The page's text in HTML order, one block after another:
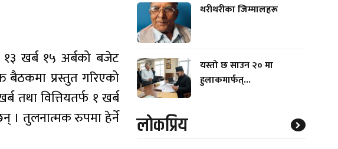
१३ खर्ब १५ अर्बको बजेट
बैठकमा प्रस्तुत गरिएको
तथा वित्तियतर्फ १ खर्ब
। तुलनात्मक रुपमा हेर्ने
थरीथरीका जिम्मालहरू
यस्तो छ साउन २० मा
हुलाकमार्फत्...
लाेकप्रिय